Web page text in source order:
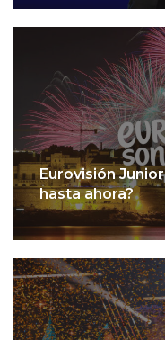
Eurovisión
hasta ahora?